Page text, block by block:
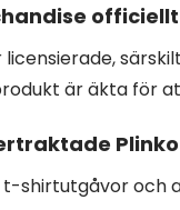
är äkta för
shirtutgåvor och